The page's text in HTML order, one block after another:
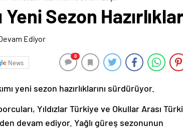
Sezon
News
0
yeni sezon hazırlıklarını sürdürüyor.
Yıldızlar Türkiye ve Okullar Arası
devam ediyor. Yağlı güreş sezonunun